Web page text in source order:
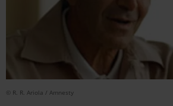
© R. R. Ariola / Amnesty